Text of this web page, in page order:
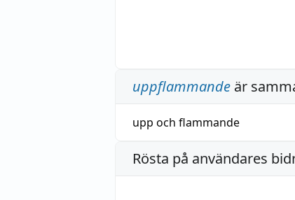
uppflammande är
upp och flammande
Rösta på användares